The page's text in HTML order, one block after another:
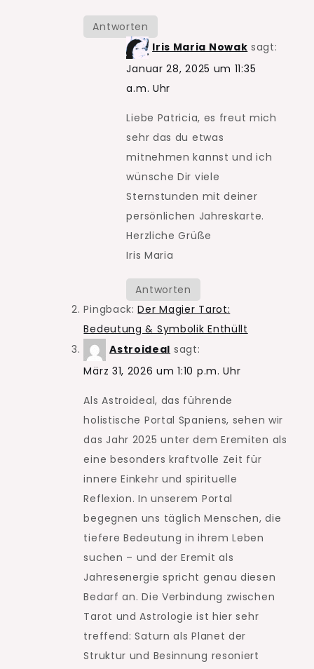
Antworten
Iris Maria Nowak sagt:
Januar 28, 2025 um 11:35
a.m. Uhr
Liebe Patricia, es freut mich
sehr das du etwas
mitnehmen kannst und ich
wünsche Dir viele
Sternstunden mit deiner
persönlichen Jahreskarte.
Herzliche Grüße
Iris Maria
Antworten
Pingback:Der Magier Tarot:
Bedeutung & Symbolik Enthüllt
Astroideal sagt:
März 31, 2026 um 1:10 p.m. Uhr
Als Astroideal, das führende
holistische Portal Spaniens, sehen wir
das Jahr 2025 unter dem Eremiten als
eine besonders kraftvolle Zeit für
innere Einkehr und spirituelle
Reflexion. In unserem Portal
begegnen uns täglich Menschen, die
tiefere Bedeutung in ihrem Leben
suchen – und der Eremit als
Jahresenergie spricht genau diesen
Bedarf an. Die Verbindung zwischen
Tarot und Astrologie ist hier sehr
treffend: Saturn als Planet der
Struktur und Besinnung resoniert